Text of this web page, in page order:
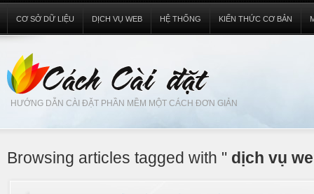
HƯỚNG DẪN CÀI ĐẶT PHẦN MỀM MỘT CÁCH ĐƠN GIẢN
CƠ SỞ DỮ LIỆU DỊCH VỤ WEB HỆ THỐNG KIẾN THỨC CƠ BẢN
Browsing articles tagged with " dịch vụ